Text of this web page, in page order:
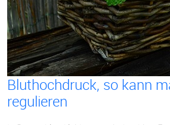
Bluthochdruck, so kann
regulieren